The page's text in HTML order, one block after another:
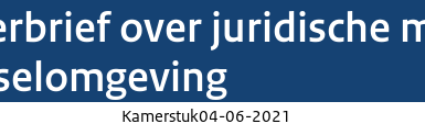
over juridische
Kamerstuk04-06-2021